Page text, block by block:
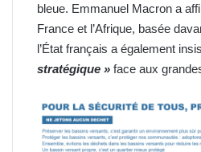
bleue. Emmanuel Macron a
France et l’Afrique, basée
l’État français a également
stratégique » face aux